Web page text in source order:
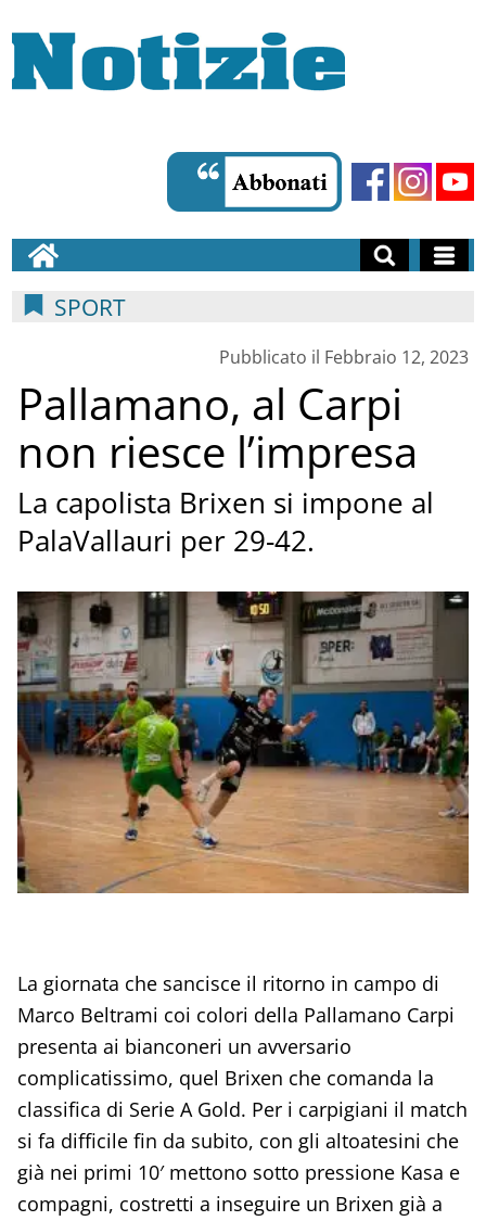
SPORT
Pubblicato il Febbraio 12, 2023
Pallamano, al Carpi
non riesce l’impresa
La capolista Brixen si impone al
PalaVallauri per 29-42.
La giornata che sancisce il ritorno in campo di
Marco Beltrami coi colori della Pallamano Carpi
presenta ai bianconeri un avversario
complicatissimo, quel Brixen che comanda la
classifica di Serie A Gold. Per i carpigiani il match
si fa difficile fin da subito, con gli altoatesini che
già nei primi 10′ mettono sotto pressione Kasa e
compagni, costretti a inseguire un Brixen già a